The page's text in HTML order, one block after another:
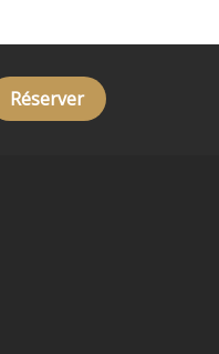
Réserver